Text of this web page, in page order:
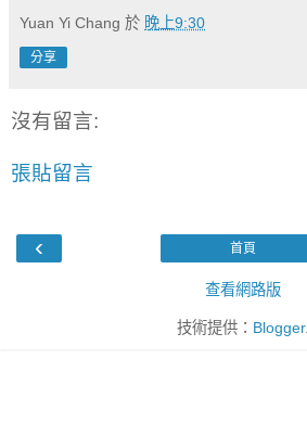
Yuan Yi Chang 於 晚上9:30
分享
沒有留言:
張貼留言
‹ 首頁
查看網路版
技術提供： Blogger.